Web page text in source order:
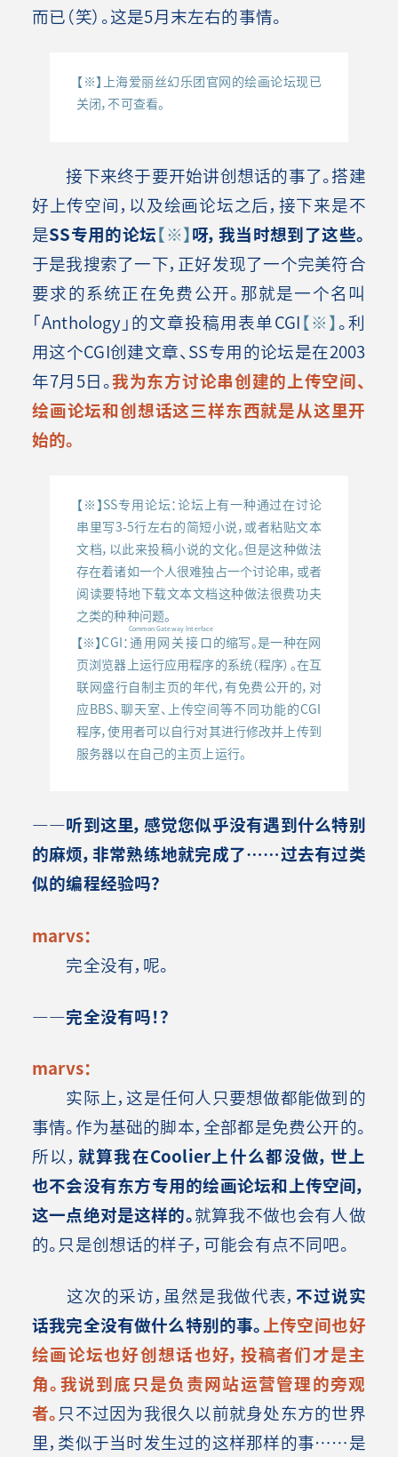
而已（笑）。这是5月末左右的事情。
【※】上海爱丽丝幻乐团官网的绘画论坛现已
关闭，不可查看。
接下来终于要开始讲创想话的事了。搭建
好上传空间，以及绘画论坛之后，接下来是不
是SS专用的论坛【※】呀，我当时想到了这些。
于是我搜索了一下，正好发现了一个完美符合
要求的系统正在免费公开。那就是一个名叫
「Anthology」的文章投稿用表单CGI【※】。利
用这个CGI创建文章、SS专用的论坛是在2003
年7月5日。我为东方讨论串创建的上传空间、
绘画论坛和创想话这三样东西就是从这里开
始的。
【※】SS专用论坛：论坛上有一种通过在讨论
串里写3-5行左右的简短小说，或者粘贴文本
文档，以此来投稿小说的文化。但是这种做法
存在着诸如一个人很难独占一个讨论串，或者
阅读要特地下载文本文档这种做法很费功夫
之类的种种问题。
【※】CGI：通用网关接口
Common Gateway Interface
的缩写。是一种在网
页浏览器上运行应用程序的系统（程序）。在互
联网盛行自制主页的年代，有免费公开的，对
应BBS、聊天室、上传空间等不同功能的CGI
程序，使用者可以自行对其进行修改并上传到
服务器以在自己的主页上运行。
――听到这里，感觉您似乎没有遇到什么特别
的麻烦，非常熟练地就完成了……过去有过类
似的编程经验吗？
marvs：
完全没有，呢。
――完全没有吗！？
marvs：
实际上，这是任何人只要想做都能做到的
事情。作为基础的脚本，全部都是免费公开的。
所以， 就算我在Coolier上什么都没做，世上
也不会没有东方专用的绘画论坛和上传空间，
这一点绝对是这样的。就算我不做也会有人做
的。只是创想话的样子，可能会有点不同吧。
这次的采访，虽然是我做代表， 不过说实
话我完全没有做什么特别的事。上传空间也好
绘画论坛也好创想话也好，投稿者们才是主
角。我说到底只是负责网站运营管理的旁观
者。只不过因为我很久以前就身处东方的世界
里，类似于当时发生过的这样那样的事……是